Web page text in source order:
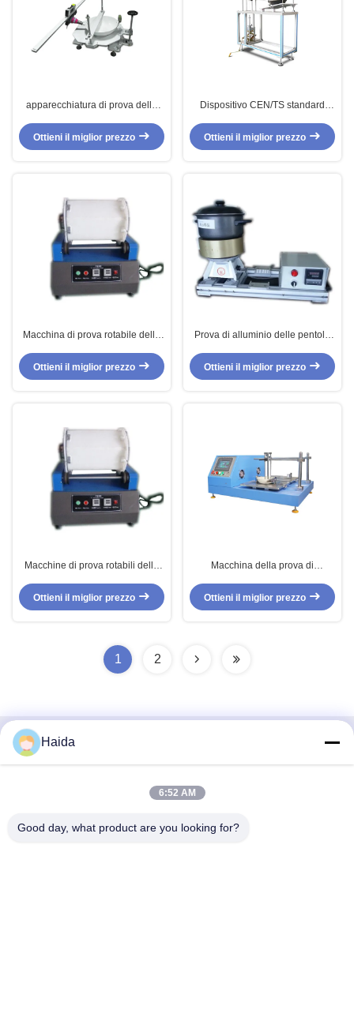
apparecchiatura di prova delle
coppia di torsione, VML-CNC
Ottieni il miglior prezzo
Dispositivo CEN/TS standard
delle pentole di resistenza di
tirata della maniglia
Ottieni il miglior prezzo
Macchina di prova rotabile delle
per la regolazione di tempo della
prova
Ottieni il miglior prezzo
Prova di alluminio delle pentole
termo regolatore
Ottieni il miglior prezzo
Macchine di prova rotabili delle
con 20-30RPM
Ottieni il miglior prezzo
Macchina della prova di
7069 con 6.5+/-0.2m/min
Ottieni il miglior prezzo
1 2
Contatto rapido
Digital, distretto di Nancheng, città di Dongguan, provincia
Haida
6:52 AM
Good day, what product are you looking for?